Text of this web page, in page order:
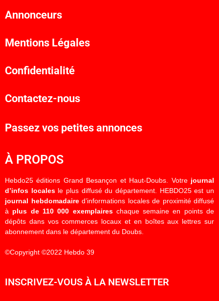
Annonceurs
Mentions Légales
Confidentialité
Contactez-nous
Passez vos petites annonces
À PROPOS
Hebdo25 éditions Grand Besançon et Haut-Doubs. Votre journal
d’infos localesle plus diffusé du département. HEBDO25 est un
journal hebdomadaired’informations locales de proximité diffusé
à plus de 110 000 exemplaireschaque semaine en points de
dépôts dans vos commerces locaux et en boîtes aux lettres sur
abonnement dans le département du Doubs.
©Copyright ©2022 Hebdo 39
INSCRIVEZ-VOUS À LA NEWSLETTER